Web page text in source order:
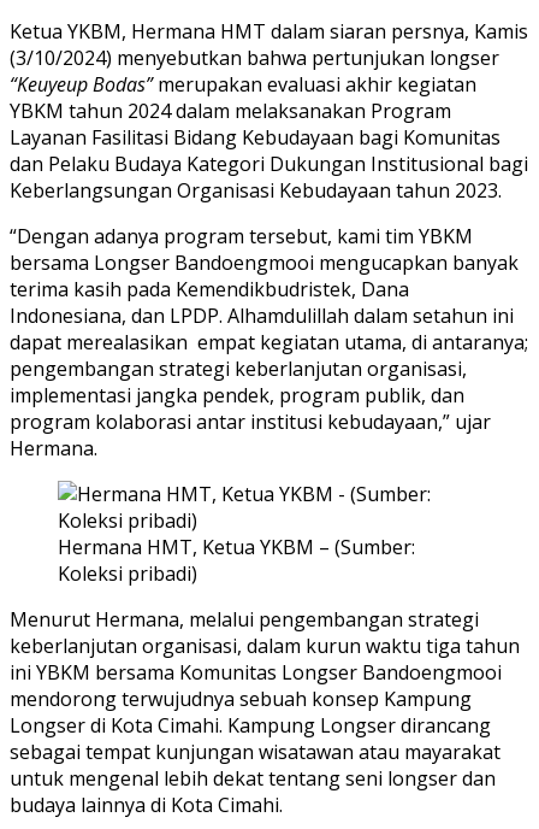
Ketua YKBM, Hermana HMT dalam siaran persnya, Kamis
(3/10/2024) menyebutkan bahwa pertunjukan longser
“Keuyeup Bodas”merupakan evaluasi akhir kegiatan
YBKM tahun 2024 dalam melaksanakan Program
Layanan Fasilitasi Bidang Kebudayaan bagi Komunitas
dan Pelaku Budaya Kategori Dukungan Institusional bagi
Keberlangsungan Organisasi Kebudayaan tahun 2023.
“Dengan adanya program tersebut, kami tim YBKM
bersama Longser Bandoengmooi mengucapkan banyak
terima kasih pada Kemendikbudristek, Dana
Indonesiana, dan LPDP. Alhamdulillah dalam setahun ini
dapat merealasikan empat kegiatan utama, di antaranya;
pengembangan strategi keberlanjutan organisasi,
implementasi jangka pendek, program publik, dan
program kolaborasi antar institusi kebudayaan,” ujar
Hermana.
Hermana HMT, Ketua YKBM – (Sumber:
Koleksi pribadi)
Menurut Hermana, melalui pengembangan strategi
keberlanjutan organisasi, dalam kurun waktu tiga tahun
ini YBKM bersama Komunitas Longser Bandoengmooi
mendorong terwujudnya sebuah konsep Kampung
Longser di Kota Cimahi. Kampung Longser dirancang
sebagai tempat kunjungan wisatawan atau mayarakat
untuk mengenal lebih dekat tentang seni longser dan
budaya lainnya di Kota Cimahi.